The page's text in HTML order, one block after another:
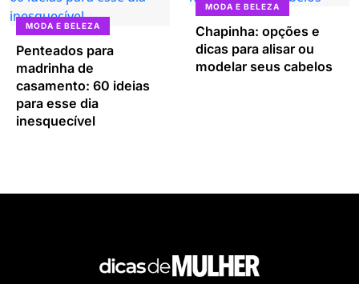
MODA E BELEZA
Penteados para
madrinha de
casamento: 60 ideias
para esse dia
inesquecível
MODA E BELEZA
Chapinha: opções e
dicas para alisar ou
modelar seus cabelos